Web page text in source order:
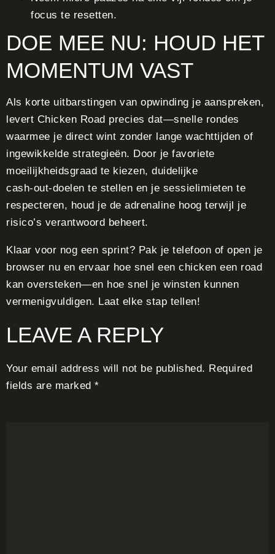
focus te resetten.
DOE MEE NU: HOUD HET
MOMENTUM VAST
Als korte uitbarstingen van opwinding je aanspreken,
levert Chicken Road precies dat—snelle rondes
waarmee je direct wint zonder lange wachttijden of
ingewikkelde strategieën. Door je favoriete
moeilijkheidsgraad te kiezen, duidelijke
cash‑out‑doelen te stellen en je sessielimieten te
respecteren, houd je de adrenaline hoog terwijl je
risico’s verantwoord beheert.
Klaar voor nog een sprint? Pak je telefoon of open je
browser nu en ervaar hoe snel een chicken een road
kan oversteken—en hoe snel je winsten kunnen
vermenigvuldigen. Laat elke stap tellen!
LEAVE A REPLY
Your email address will not be published. Required
fields are marked *